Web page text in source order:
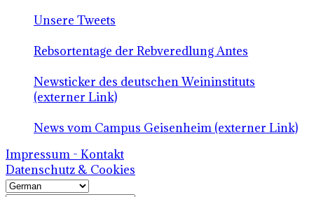
Unsere Tweets
Rebsortentage der Rebveredlung Antes
Newsticker des deutschen Weininstituts
(externer Link)
News vom Campus Geisenheim (externer Link)
Impressum - Kontakt
Datenschutz & Cookies